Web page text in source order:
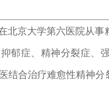
北京大学第六医院从
郁症、精神分裂症、
结合治疗难愈性精神